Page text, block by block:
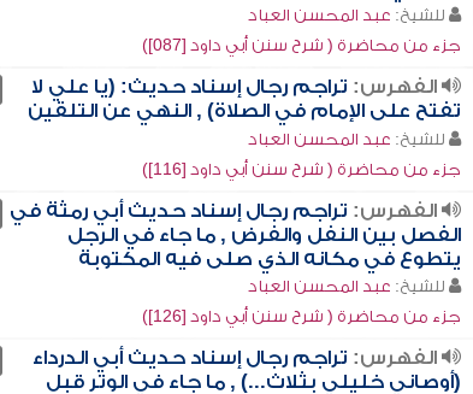
للشيخ: عبد المحسن العباد
جزء من محاضرة ( شرح سنن أبي داود [087])
الفهرس: تراجم رجال إسناد حديث: (يا علي لا
تفتح على الإمام في الصلاة) , النهي عن التلقين
للشيخ: عبد المحسن العباد
جزء من محاضرة ( شرح سنن أبي داود [116])
الفهرس: تراجم رجال إسناد حديث أبي رمثة في
الفصل بين النفل والفرض , ما جاء في الرجل
يتطوع في مكانه الذي صلى فيه المكتوبة
للشيخ: عبد المحسن العباد
جزء من محاضرة ( شرح سنن أبي داود [126])
الفهرس: تراجم رجال إسناد حديث أبي الدرداء
(أوصاني خليلي بثلاث...) , ما جاء في الوتر قبل